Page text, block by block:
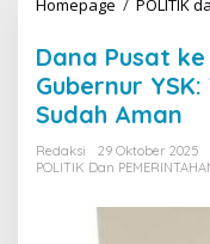
Homepage / POLITIK
Dana Pusat ke
Gubernur
Sudah Aman
Redaksi
29 Oktober 2025
POLITIK Dan